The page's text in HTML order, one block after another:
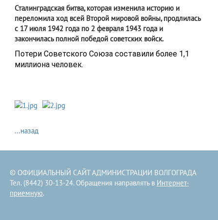
Сталинградская битва, которая изменила историю и
переломила ход всей Второй мировой войны, продлилась
с 17 июля 1942 года по 2 февраля 1943 года и
закончилась полной победой советских войск.
Потери Советского Союза составили более 1,1
миллиона человек.
...назад
© ОФИЦИАЛЬНЫЙ САЙТ АДМИНИСТРАЦИИ ВОЛГОГРАДА
Тел. (8442) 30-13-24. Обращения направлять в Интернет-
приемную.